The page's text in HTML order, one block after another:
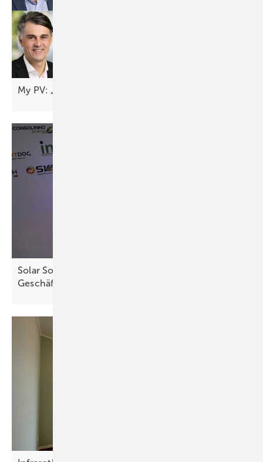
My PV: „Das Autarkiethema fängt gerade erst
Solar Solutions: Wärmeoffensive zeigt neues
Geschäftsfeld für